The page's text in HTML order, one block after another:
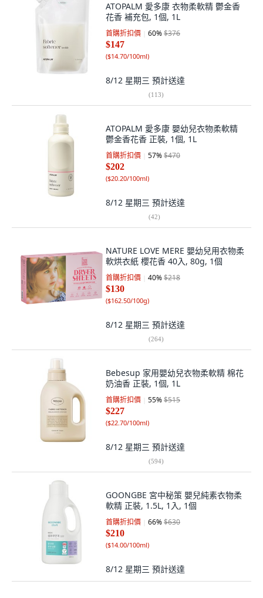
ATOPALM 愛多康 衣物柔軟精 鬱金香
花香 補充包, 1個, 1L
首購折扣價 60%$376
$147
($14.70/100ml)
8/12 星期三 預計送達
(113)
ATOPALM 愛多康 嬰幼兒衣物柔軟精
鬱金香花香 正裝, 1個, 1L
首購折扣價 57%$470
$202
($20.20/100ml)
8/12 星期三 預計送達
(42)
NATURE LOVE MERE 嬰幼兒用衣物柔
軟烘衣紙 櫻花香 40入, 80g, 1個
首購折扣價 40%$218
$130
($162.50/100g)
8/12 星期三 預計送達
(264)
Bebesup 家用嬰幼兒衣物柔軟精 棉花
奶油香 正裝, 1個, 1L
首購折扣價 55%$515
$227
($22.70/100ml)
8/12 星期三 預計送達
(594)
GOONGBE 宮中秘策 嬰兒純素衣物柔
軟精 正裝, 1.5L, 1入, 1個
首購折扣價 66%$630
$210
($14.00/100ml)
8/12 星期三 預計送達